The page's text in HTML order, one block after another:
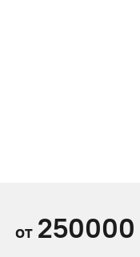
от 250000